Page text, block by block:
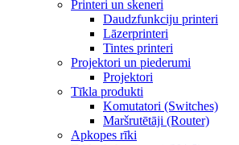
Printeri un skeneri
Daudzfunkciju printeri
Lāzerprinteri
Tintes printeri
Projektori un piederumi
Projektori
Tīkla produkti
Komutatori (Switches)
Maršrutētāji (Router)
Apkopes rīki